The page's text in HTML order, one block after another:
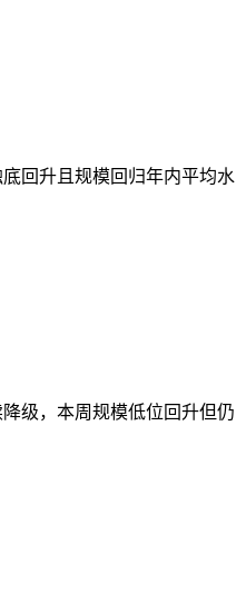
回升且规模回归年内平均水
级，本周规模低位回升但仍